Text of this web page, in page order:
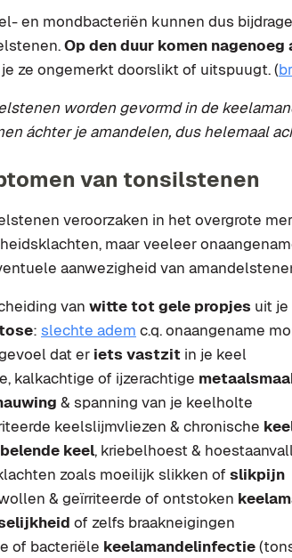
en mondbacteriën kunnen dus
Op den duur komen
ze ongemerkt doorslikt of uitspuugt. (
worden gevormd in de
áchter je amandelen, dus helemaal
van tonsilstenen
veroorzaken in het overgrote
maar veeleer
aanwezigheid van
van witte tot gele propjes uit
: slechte adem c.q. onaangename
dat er iets vastzit in je keel
kalkachtige of ijzerachtige
& spanning van je keelholte
keelslijmvliezen & chronische
keel, kriebelhoest &
zoals moeilijk slikken of slikpijn
& geïrriteerde of ontstoken
of zelfs braakneigingen
of bacteriële keelamandelinfectie